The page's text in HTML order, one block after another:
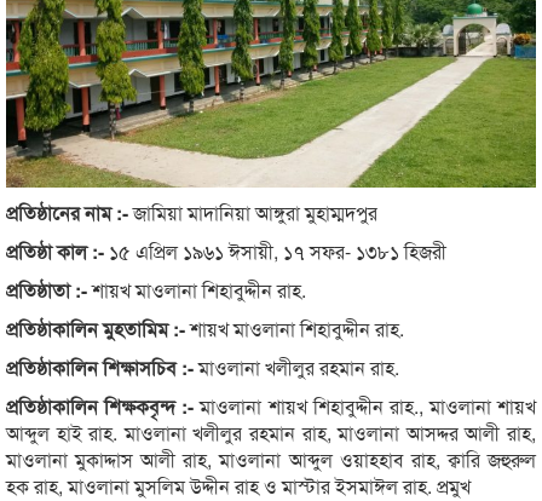
প্রতিষ্ঠানের নাম :-জামিয়া মাদানিয়া আঙ্গুরা মুহাম্মদপুর
প্রতিষ্ঠা কাল :- ১৫ এপ্রিল ১৯৬১ ঈসায়ী, ১৭ সফর- ১৩৮১ হিজরী
প্রতিষ্ঠাতা :-শায়খ মাওলানা শিহাবুদ্দীন রাহ.
প্রতিষ্ঠাকালিন মুহতামিম :-শায়খ মাওলানা শিহাবুদ্দীন রাহ.
প্রতিষ্ঠাকালিন শিক্ষাসচিব :-মাওলানা খলীলুর রহমান রাহ.
প্রতিষ্ঠাকালিন শিক্ষকবৃন্দ :-মাওলানা শায়খ শিহাবুদ্দীন রাহ., মাওলানা শায়খ
আব্দুল হাই রাহ. মাওলানা খলীলুর রহমান রাহ, মাওলানা আসদ্দর আলী রাহ,
মাওলানা মুকাদ্দাস আলী রাহ, মাওলানা আব্দুল ওয়াহহাব রাহ, ক্বারি জহুরুল
হক রাহ, মাওলানা মুসলিম উদ্দীন রাহ ও মাস্টার ইসমাঈল রাহ. প্রমুখ